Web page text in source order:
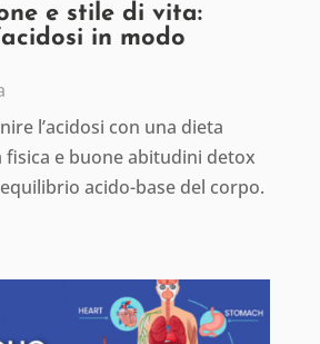
e stile di vita:
in modo
l’acidosi con una dieta
fisica e buone abitudini detox
acido-base del corpo.